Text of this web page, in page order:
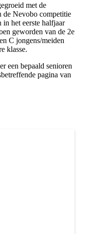
met de
de Nevobo competitie
in het eerste halfjaar
geworden van de 2e
C jongens/meiden
klasse.
een bepaald senioren
pagina van